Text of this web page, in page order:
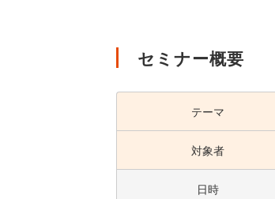
セミナー概要
テーマ
対象者
日時